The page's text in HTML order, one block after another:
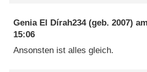
Genia El Dírah234(geb. 2007)
15:06
Ansonsten ist alles gleich.